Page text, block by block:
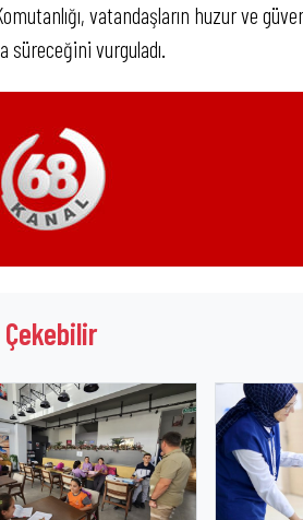
vatandaşların huzur ve
süreceğini vurguladı.